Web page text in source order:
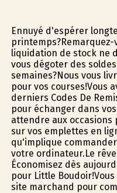
Ennuyé d'espérer
liquidation de stock ne
vous dégoter des
semaines?Nous vous
pour vos courses!Vous
derniers Codes De
pour échanger dans
attendre aux
sur vos emplettes en
qu'implique
votre ordinateur.Le
Économisez dès
pour Little
site marchand pour